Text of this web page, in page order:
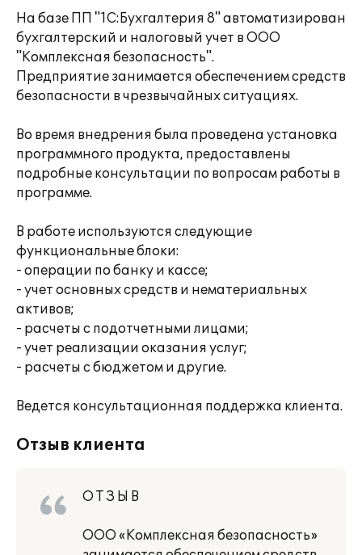
На базе ПП "1С:Бухгалтерия 8" автоматизирован
бухгалтерский и налоговый учет в ООО
"Комплексная безопасность".
Предприятие занимается обеспечением средств
безопасности в чрезвычайных ситуациях.
Во время внедрения была проведена установка
программного продукта, предоставлены
подробные консультации по вопросам работы в
программе.
В работе используются следующие
функциональные блоки:
- операции по банку и кассе;
- учет основных средств и нематериальных
активов;
- расчеты с подотчетными лицами;
- учет реализации оказания услуг;
- расчеты с бюджетом и другие.
Ведется консультационная поддержка клиента.
Отзыв клиента
О Т З Ы В
ООО «Комплексная безопасность»